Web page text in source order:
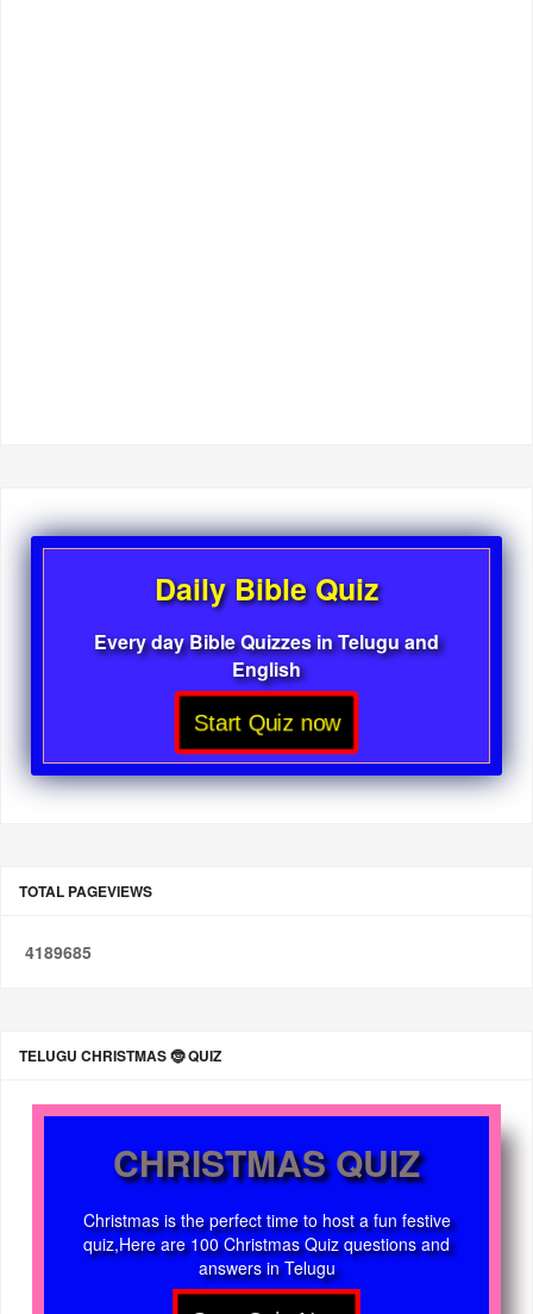
Daily Bible Quiz
Every day Bible Quizzes in Telugu and
English
Start Quiz now
TOTAL PAGEVIEWS
4189685
TELUGU CHRISTMAS 🤶 QUIZ
CHRISTMAS QUIZ
Christmas is the perfect time to host a fun festive
quiz,Here are 100 Christmas Quiz questions and
answers in Telugu